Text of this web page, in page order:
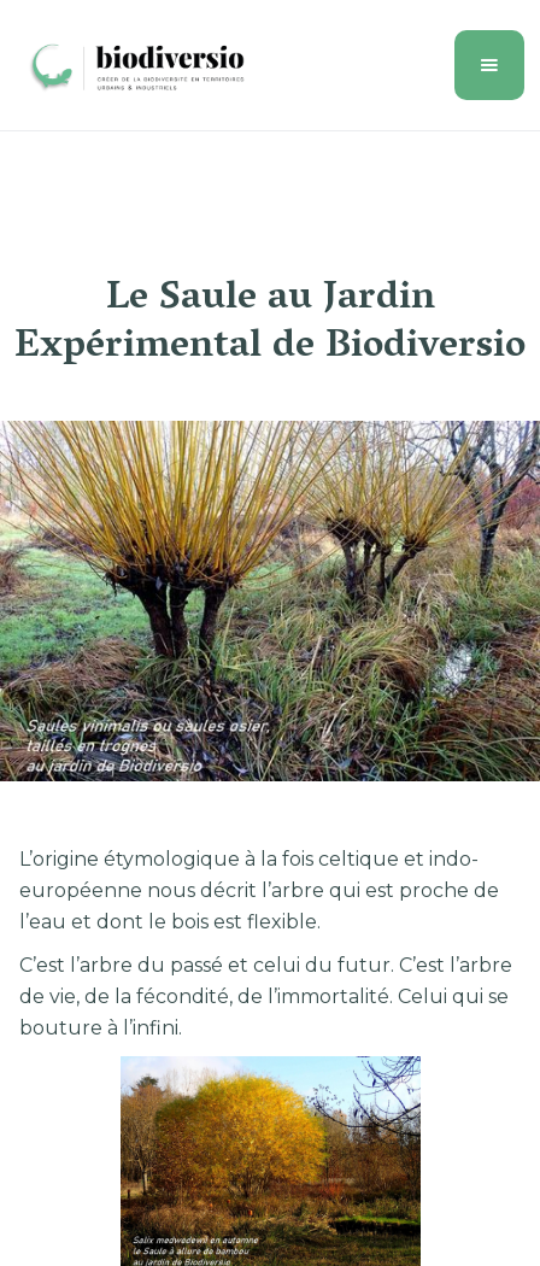
Le Saule au Jardin
Expérimental de Biodiversio
L’origine étymologique à la fois celtique et indo-
européenne nous décrit l’arbre qui est proche de
l’eau et dont le bois est flexible.
C’est l’arbre du passé et celui du futur. C’est l’arbre
de vie, de la fécondité, de l’immortalité. Celui qui se
bouture à l’infini.